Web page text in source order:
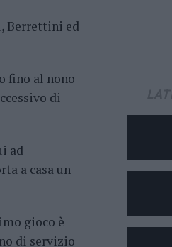
Berrettini ed
fino al nono
di
ad
a casa un
gioco è
di servizio